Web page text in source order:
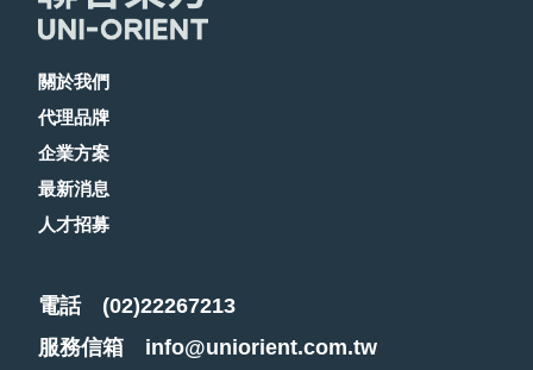
關於我們
代理品牌
企業方案
最新消息
人才招募
電話 (02)22267213
服務信箱 info@uniorient.com.tw